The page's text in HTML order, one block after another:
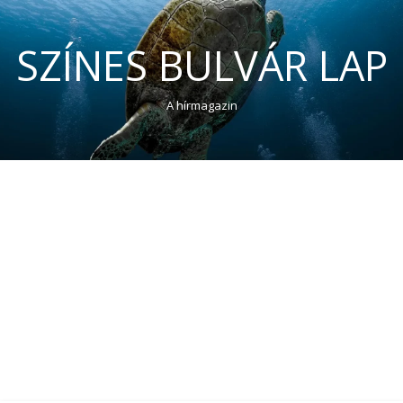
SZÍNES BULVÁR LAP
A hírmagazin